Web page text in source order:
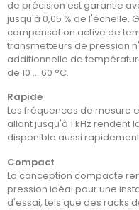
de précision est garantie
jusqu'à 0,05 % de l'échelle.
compensation active de
transmetteurs de pression
additionnelle de
de 10 ... 60 °C.
Rapide
Les fréquences de mesure
allant jusqu'à 1 kHz rendent
disponible aussi
Compact
La conception compacte
pression idéal pour une
d'essai, tels que des racks